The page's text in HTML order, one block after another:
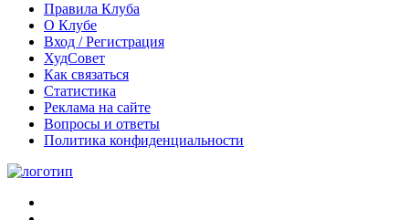
Правила Клуба
О Клубе
Вход / Регистрация
ХудСовет
Как связаться
Статистика
Реклама на сайте
Вопросы и ответы
Политика конфиденциальности